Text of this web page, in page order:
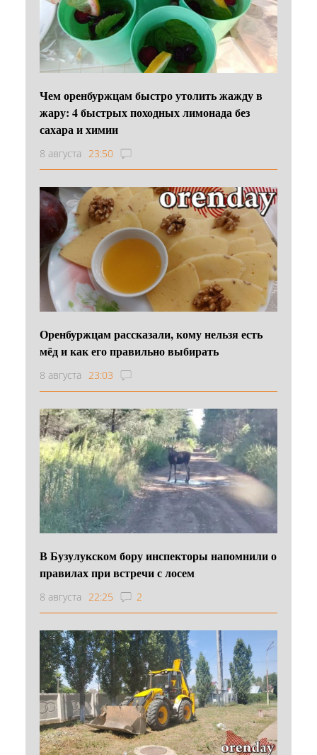
Чем оренбуржцам быстро утолить жажду в
жару: 4 быстрых походных лимонада без
сахара и химии
8 августа 23:50
Оренбуржцам рассказали, кому нельзя есть
мёд и как его правильно выбирать
8 августа 23:03
В Бузулукском бору инспекторы напомнили о
правилах при встречи с лосем
8 августа 22:25 2